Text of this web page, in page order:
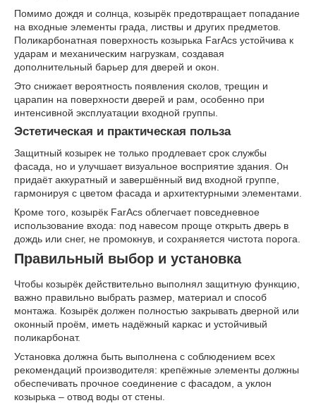
Помимо дождя и солнца, козырёк предотвращает попадание
на входные элементы града, листвы и других предметов.
Поликарбонатная поверхность козырька FarAcs устойчива к
ударам и механическим нагрузкам, создавая
дополнительный барьер для дверей и окон.
Это снижает вероятность появления сколов, трещин и
царапин на поверхности дверей и рам, особенно при
интенсивной эксплуатации входной группы.
Эстетическая и практическая польза
Защитный козырек не только продлевает срок службы
фасада, но и улучшает визуальное восприятие здания. Он
придаёт аккуратный и завершённый вид входной группе,
гармонируя с цветом фасада и архитектурными элементами.
Кроме того, козырёк FarAcs облегчает повседневное
использование входа: под навесом проще открыть дверь в
дождь или снег, не промокнув, и сохраняется чистота порога.
Правильный выбор и установка
Чтобы козырёк действительно выполнял защитную функцию,
важно правильно выбрать размер, материал и способ
монтажа. Козырёк должен полностью закрывать дверной или
оконный проём, иметь надёжный каркас и устойчивый
поликарбонат.
Установка должна быть выполнена с соблюдением всех
рекомендаций производителя: крепёжные элементы должны
обеспечивать прочное соединение с фасадом, а уклон
козырька – отвод воды от стены.